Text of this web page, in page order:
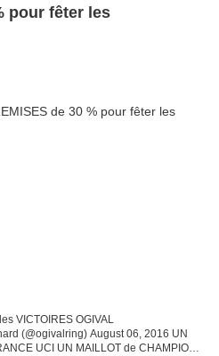
pour fêter les
VICTOIRES OGIVAL
(@ogivalring) August 06, 2016 UN
UCI UN MAILLOT de CHAMPION